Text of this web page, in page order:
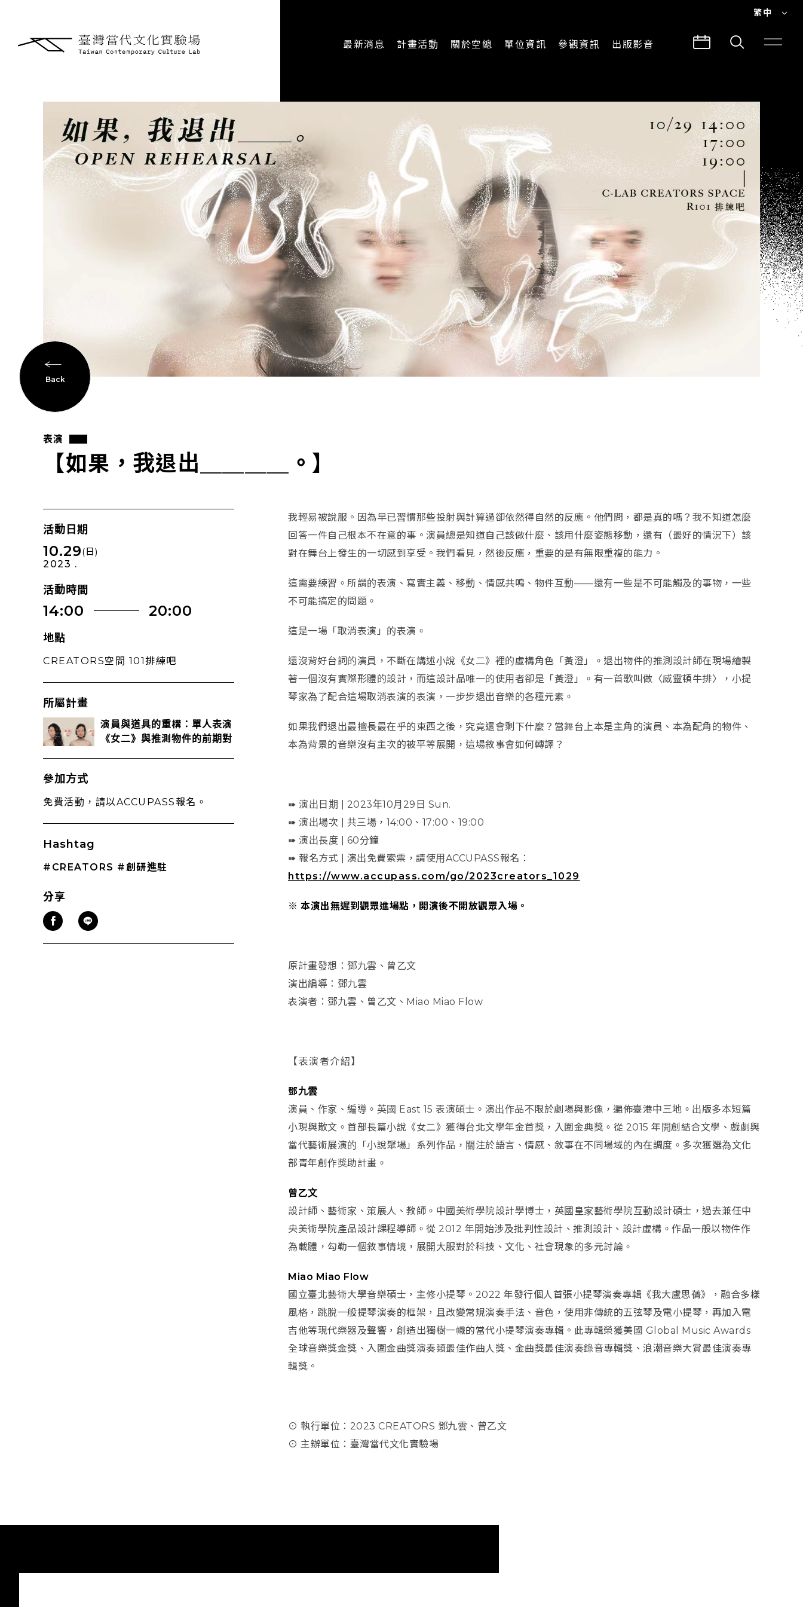
繁中
最新消息
即時新聞
計畫活動
主題計畫
CREATORS
關於空總
組織架構
認識執行長
場地申請
加入我們
單位資訊 參觀資訊
交通與地圖
導覽服務
出版影音
所有影音
Back
表演
【如果，我退出＿＿＿＿。】
活動日期
10.29(日)
2023 .
活動時間
14:00 20:00
地點
CREATORS空間 101排練吧
所屬計畫
演員與道具的重構：單人表演
《女二》與推測物件的前期對
參加方式
免費活動，請以ACCUPASS報名。
Hashtag
#CREATORS #創研進駐
分享
我輕易被說服。因為早已習慣那些投射與計算過卻依然得自然的反應。他們問，都是真的嗎？我不知道怎麼
回答一件自己根本不在意的事。演員總是知道自己該做什麼、該用什麼姿態移動，還有（最好的情況下）該
對在舞台上發生的一切感到享受。我們看見，然後反應，重要的是有無限重複的能力。
這需要練習。所謂的表演、寫實主義、移動、情感共鳴、物件互動——還有一些是不可能觸及的事物，一些
不可能搞定的問題。
這是一場「取消表演」的表演。
還沒背好台詞的演員，不斷在講述小說《女二》裡的虛構角色「黃澄」。退出物件的推測設計師在現場繪製
著一個沒有實際形體的設計，而這設計品唯一的使用者卻是「黃澄」。有一首歌叫做〈威靈頓牛排〉，小提
琴家為了配合這場取消表演的表演，一步步退出音樂的各種元素。
如果我們退出最擅長最在乎的東西之後，究竟還會剩下什麼？當舞台上本是主角的演員、本為配角的物件、
本為背景的音樂沒有主次的被平等展開，這場敘事會如何轉譯？
➠ 演出日期 | 2023年10月29日 Sun.
➠ 演出場次 | 共三場，14:00、17:00、19:00
➠ 演出長度 | 60分鐘
➠ 報名方式 | 演出免費索票，請使用ACCUPASS報名：
https://www.accupass.com/go/2023creators_1029
※ 本演出無遲到觀眾進場點，開演後不開放觀眾入場。
原計畫發想：鄧九雲、曾乙文
演出編導：鄧九雲
表演者：鄧九雲、曾乙文、Miao Miao Flow
【表演者介紹】
鄧九雲
演員、作家、編導。英國 East 15 表演碩士。演出作品不限於劇場與影像，遍佈臺港中三地。出版多本短篇
小現與散文。首部長篇小說《女二》獲得台北文學年金首獎，入圍金典獎。從 2015 年開創結合文學、戲劇與
當代藝術展演的「小說聚場」系列作品，關注於語言、情感、敘事在不同場域的內在調度。多次獲選為文化
部青年創作獎助計畫。
曾乙文
設計師、藝術家、策展人、教師。中國美術學院設計學博士，英國皇家藝術學院互動設計碩士，過去兼任中
央美術學院產品設計課程導師。從 2012 年開始涉及批判性設計、推測設計、設計虛構。作品一般以物件作
為載體，勾勒一個敘事情境，展開大服對於科技、文化、社會現象的多元討論。
Miao Miao Flow
國立臺北藝術大學音樂碩士，主修小提琴。2022 年發行個人首張小提琴演奏專輯《我大盧思蒨》，融合多樣
風格，跳脫一般提琴演奏的框架，且改變常規演奏手法、音色，使用非傳統的五弦琴及電小提琴，再加入電
吉他等現代樂器及聲響，創造出獨樹一幟的當代小提琴演奏專輯。此專輯榮獲美國 Global Music Awards
全球音樂獎金獎、入圍金曲獎演奏類最佳作曲人獎、金曲獎最佳演奏錄音專輯獎、浪潮音樂大賞最佳演奏專
輯獎。
⊙ 執行單位：2023 CREATORS 鄧九雲、曾乙文
⊙ 主辦單位：臺灣當代文化實驗場